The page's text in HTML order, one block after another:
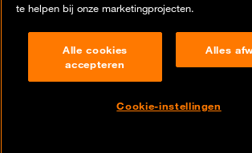
Compliance
te helpen bij onze marketingprojecten.
Alle cookies
accepteren
Alles
Cookie-instellingen